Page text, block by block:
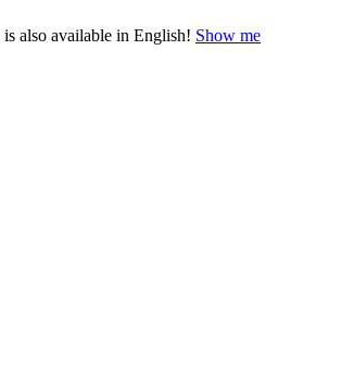
is also available in English! Show me